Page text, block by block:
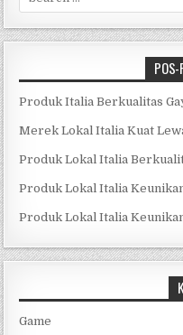
for:
POS-
Produk Italia Berkualitas
Merek Lokal Italia Kuat
Produk Lokal Italia
Produk Lokal Italia
Produk Lokal Italia
Game